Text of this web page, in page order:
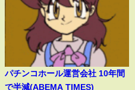
パチンコホール運営会社 10年間
で半減(ABEMA TIMES)